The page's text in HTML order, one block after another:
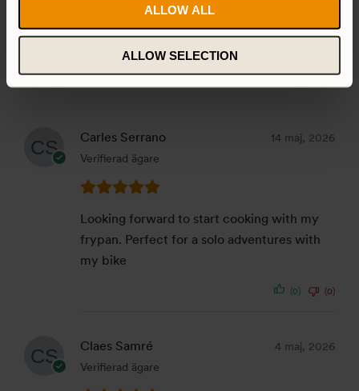
ALLOW ALL
ALLOW SELECTION
Verifierad ägare
Carles Serrano
Verifierad ägare
14 maj, 2026
Looking forward to start cooking with my
frypan. Perfect for a solo adventures with
my bike
(0) (0)
Claes Samré
Verifierad ägare
4 maj, 2026